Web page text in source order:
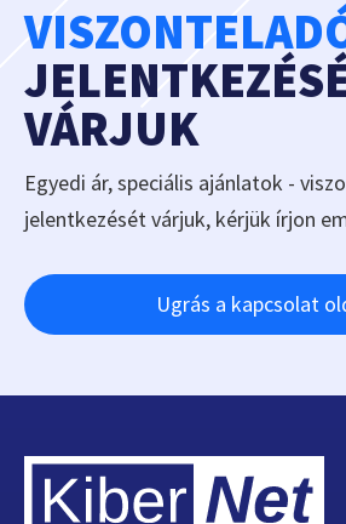
VÁRJUK
Egyedi ár, speciális ajánlatok -
jelentkezését várjuk, kérjük írjon
Ugrás a kapcsolat